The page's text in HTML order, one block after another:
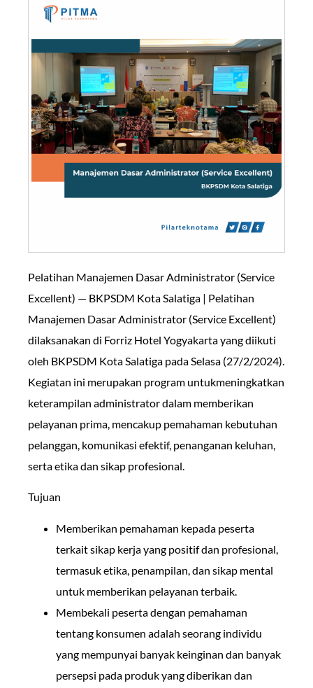
Pelatihan Manajemen Dasar Administrator (Service
Excellent) — BKPSDM Kota Salatiga | Pelatihan
Manajemen Dasar Administrator (Service Excellent)
dilaksanakan di Forriz Hotel Yogyakarta yang diikuti
oleh BKPSDM Kota Salatiga pada Selasa (27/2/2024).
Kegiatan ini merupakan program untukmeningkatkan
keterampilan administrator dalam memberikan
pelayanan prima, mencakup pemahaman kebutuhan
pelanggan, komunikasi efektif, penanganan keluhan,
serta etika dan sikap profesional.
Tujuan
Memberikan pemahaman kepada peserta
terkait sikap kerja yang positif dan profesional,
termasuk etika, penampilan, dan sikap mental
untuk memberikan pelayanan terbaik.
Membekali peserta dengan pemahaman
tentang konsumen adalah seorang individu
yang mempunyai banyak keinginan dan banyak
persepsi pada produk yang diberikan dan